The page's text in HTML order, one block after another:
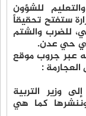
للشؤون
ستفتح تحقيقاً
للضرب والشتم
حي عدن.
عبر جروب موقع
:
وزير التربية
وننشرها كما هي